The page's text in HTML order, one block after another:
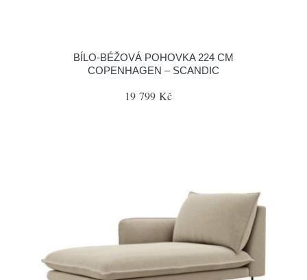
BÍLO-BÉŽOVÁ POHOVKA 224 CM
COPENHAGEN – SCANDIC
19 799 Kč